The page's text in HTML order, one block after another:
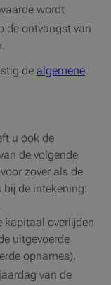
wordt
de ontvangst van
de algemene
u ook de
de volgende
zover als de
bij de intekening:
kapitaal overlijden
uitgevoerde
opnames).
van de